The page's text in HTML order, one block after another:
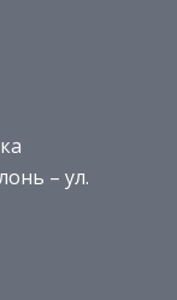
– ул.